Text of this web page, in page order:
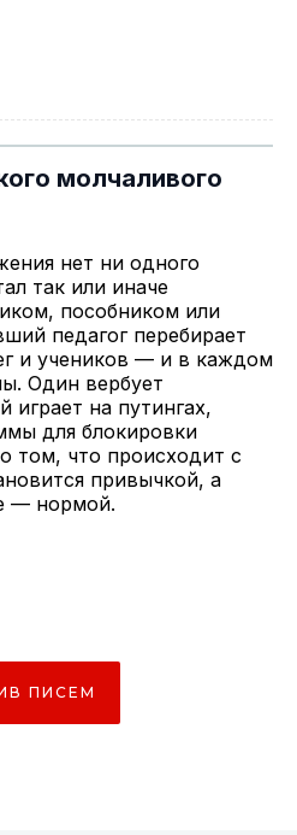
молчаливого
нет ни одного
так или иначе
пособником или
педагог перебирает
и учеников — и в каждом
Один вербует
играет на путингах,
для блокировки
том, что происходит с
привычкой, а
— нормой.
ПИСЕМ